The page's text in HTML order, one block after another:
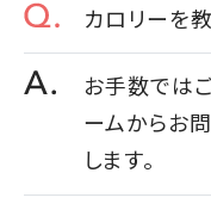
カロリーを教
お手数では
ームからお
します。